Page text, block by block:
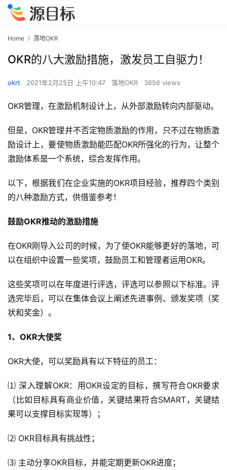
Home 落地OKR
OKR的八大激励措施，激发员工自驱力！
okrt 2021年2月25日 上午10:47 落地OKR 3656 views
OKR管理，在激励机制设计上，从外部激励转向内部驱动。
但是，OKR管理并不否定物质激励的作用，只不过在物质激
励设计上，要使物质激励能匹配OKR所强化的行为，让整个
激励体系是一个系统，综合发挥作用。
以下，根据我们在企业实施的OKR项目经验，推荐四个类别
的八种激励方式，供借鉴参考！
鼓励OKR推动的激励措施
在OKR刚导入公司的时候，为了使OKR能够更好的落地，可
以在组织中设置一些奖项，鼓励员工和管理者运用OKR。
这些奖项可以在年度进行评选，评选可以参照以下标准。评
选完毕后，可以在集体会议上阐述先进事例、颁发奖项（奖
状和奖金）。
1、OKR大使奖
OKR大使，可以奖励具有以下特征的员工：
⑴ 深入理解OKR：用OKR设定的目标，撰写符合OKR要求
（比如目标具有商业价值，关键结果符合SMART，关键结
果可以支撑目标实现等）；
⑵ OKR目标具有挑战性；
⑶ 主动分享OKR目标，并能定期更新OKR进度；